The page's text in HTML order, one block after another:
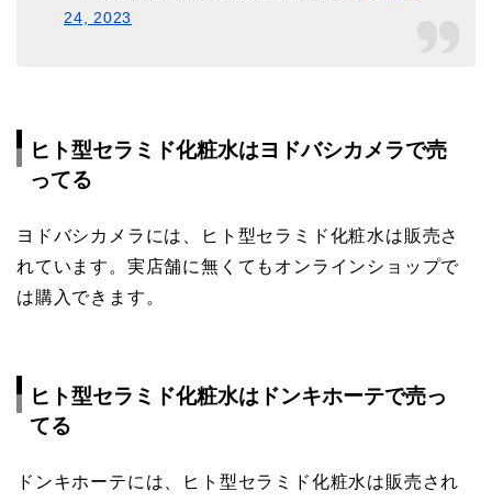
24, 2023
ヒト型セラミド化粧水はヨドバシカメラで売
ってる
ヨドバシカメラには、ヒト型セラミド化粧水は販売さ
れています。実店舗に無くてもオンラインショップで
は購入できます。
ヒト型セラミド化粧水はドンキホーテで売っ
てる
ドンキホーテには、ヒト型セラミド化粧水は販売され